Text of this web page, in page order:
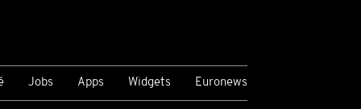
Jobs Apps Widgets Euronews